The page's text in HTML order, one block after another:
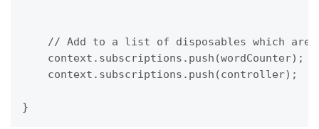
// Add to a list of disposables which
    context.subscriptions.push(wordCounter);
    context.subscriptions.push(controller);
}